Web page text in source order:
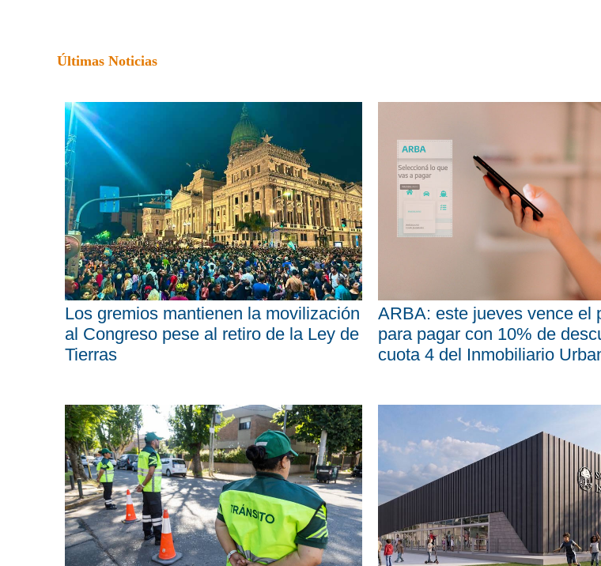
Últimas Noticias
Los gremios mantienen la movilización
al Congreso pese al retiro de la Ley de
Tierras
ARBA: este jueves vence el
para pagar con 10% de
cuota 4 del Inmobiliario